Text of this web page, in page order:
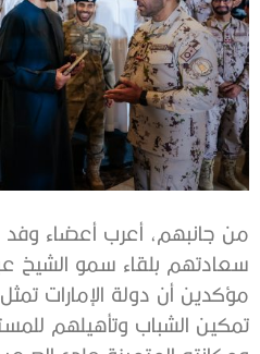
من جانبهم، أعرب أعضاء وفد
سعادتهم بلقاء سمو الشيخ
مؤكدين أن دولة الإمارات
تمكين الشباب وتأهيلهم